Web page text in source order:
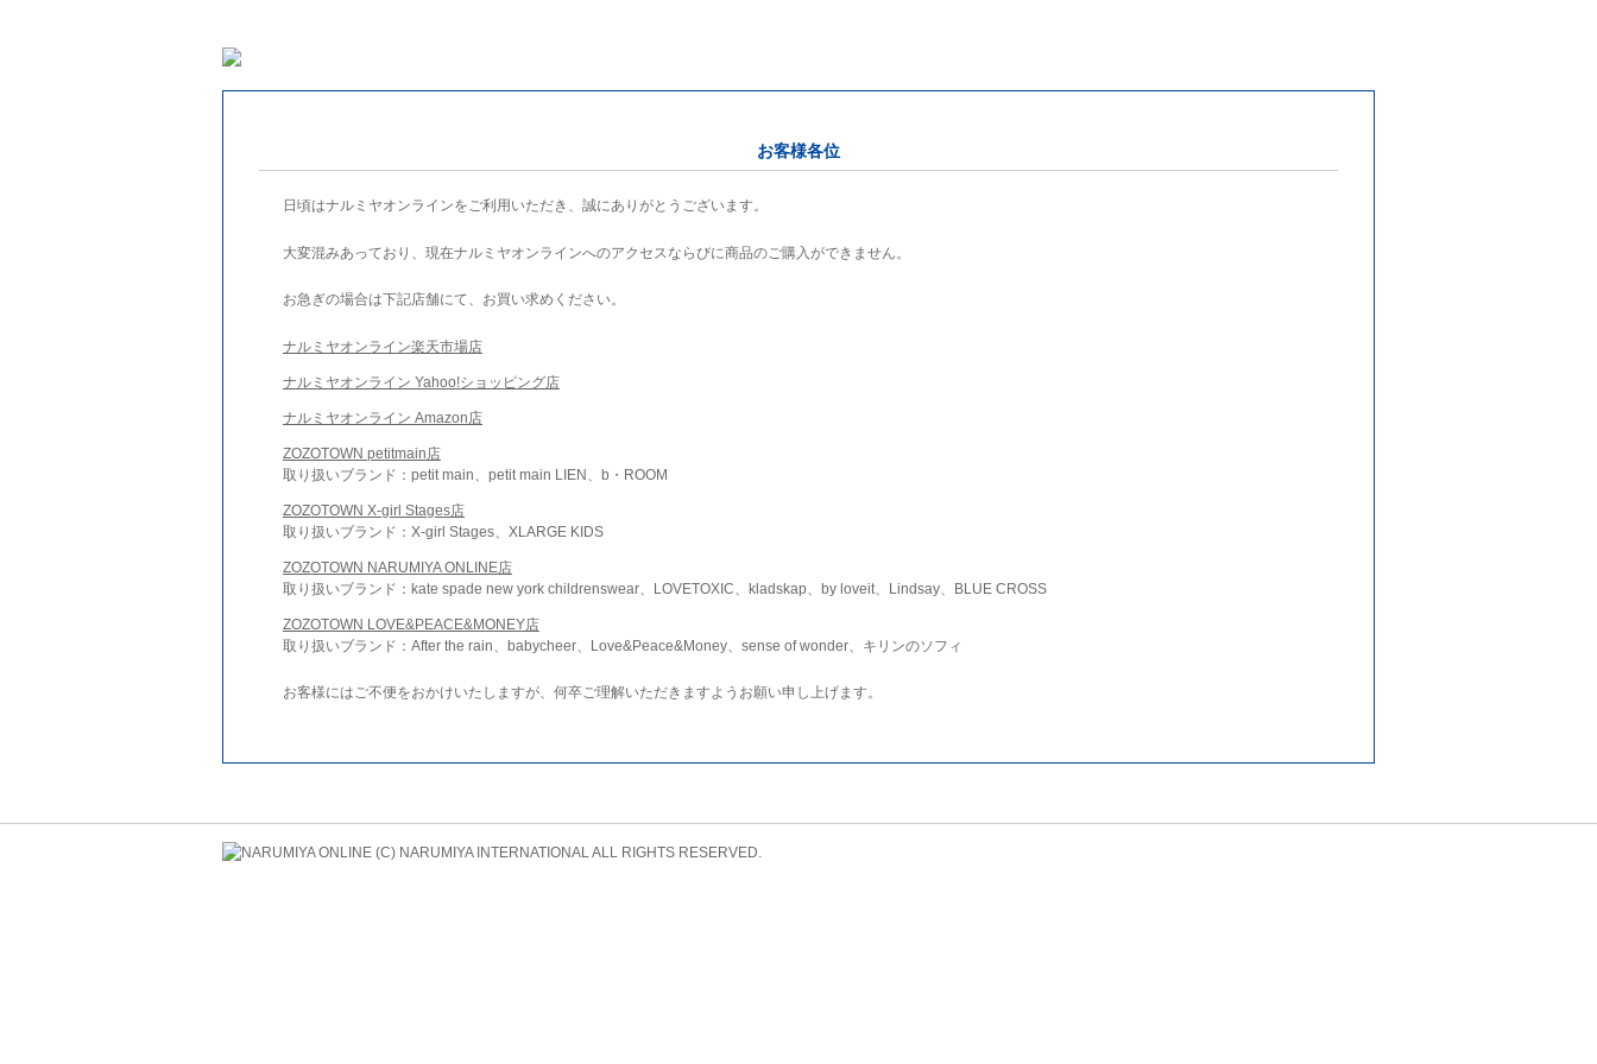
お客様各位
日頃はナルミヤオンラインをご利用いただき、誠にありがとうございます。
大変混みあっており、現在ナルミヤオンラインへのアクセスならびに商品のご購入ができません。
お急ぎの場合は下記店舗にて、お買い求めください。
ナルミヤオンライン楽天市場店
ナルミヤオンライン Yahoo!ショッピング店
ナルミヤオンライン Amazon店
ZOZOTOWN petitmain店
取り扱いブランド：petit main、petit main LIEN、b・ROOM
ZOZOTOWN X-girl Stages店
取り扱いブランド：X-girl Stages、XLARGE KIDS
ZOZOTOWN NARUMIYA ONLINE店
取り扱いブランド：kate spade new york childrenswear、LOVETOXIC、kladskap、by loveit、Lindsay、BLUE CROSS
ZOZOTOWN LOVE&PEACE&MONEY店
取り扱いブランド：After the rain、babycheer、Love&Peace&Money、sense of wonder、キリンのソフィ
お客様にはご不便をおかけいたしますが、何卒ご理解いただきますようお願い申し上げます。